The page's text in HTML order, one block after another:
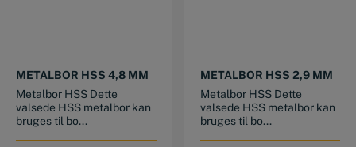
METALBOR HSS 4,8 MM
Metalbor HSS Dette
valsede HSS metalbor kan
bruges til bo...
METALBOR HSS 2,9 MM
Metalbor HSS Dette
valsede HSS metalbor kan
bruges til bo...